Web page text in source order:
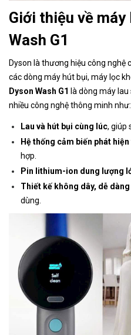
Giới thiệu về máy
Wash G1
Dyson là thương hiệu công nghệ
các dòng máy hút bụi, máy lọc
Dyson Wash G1 là dòng máy
nhiều công nghệ thông minh như:
Lau và hút bụi cùng lúc, giúp
Hệ thống cảm biến phát hiện
hợp.
Pin lithium-ion dung lượng
Thiết kế không dây, dễ
dùng.